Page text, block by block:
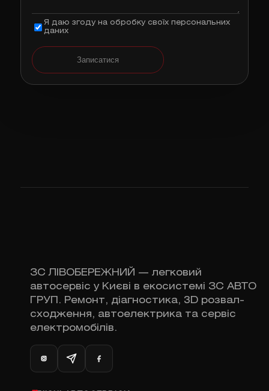
Я даю згоду на обробку своїх персональних
даних
Записатися
ЗС ЛІВОБЕРЕЖНИЙ — легковий
автосервіс у Києві в екосистемі ЗС АВТО
ГРУП. Ремонт, діагностика, 3D розвал-
сходження, автоелектрика та сервіс
електромобілів.